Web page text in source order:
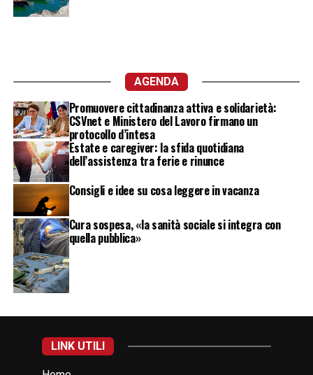
AGENDA
Promuovere cittadinanza attiva e solidarietà:
CSVnet e Ministero del Lavoro firmano un
protocollo d’intesa
Estate e caregiver: la sfida quotidiana
dell’assistenza tra ferie e rinunce
Consigli e idee su cosa leggere in vacanza
Cura sospesa, «la sanità sociale si integra con
quella pubblica»
LINK UTILI